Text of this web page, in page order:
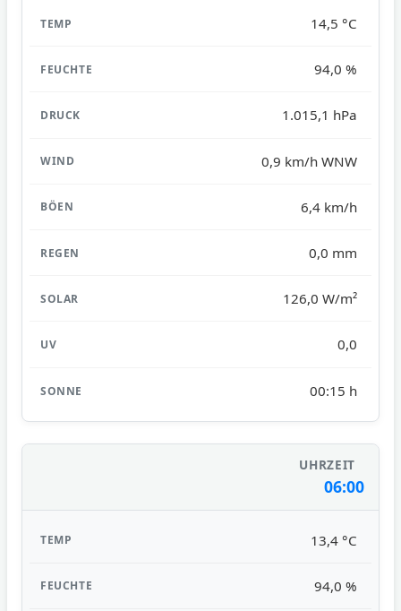
14,5 °C
94,0 %
1.015,1 hPa
0,9 km/h WNW
6,4 km/h
0,0 mm
126,0 W/m²
0,0
00:15 h
06:00
13,4 °C
94,0 %